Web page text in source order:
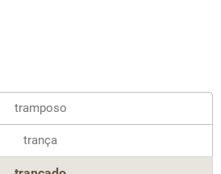
tramposo
trança